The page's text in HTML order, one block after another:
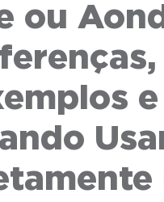
ou
e